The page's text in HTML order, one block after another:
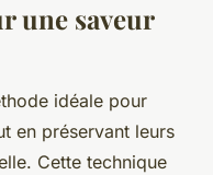
une saveur
idéale pour
en préservant leurs
Cette technique